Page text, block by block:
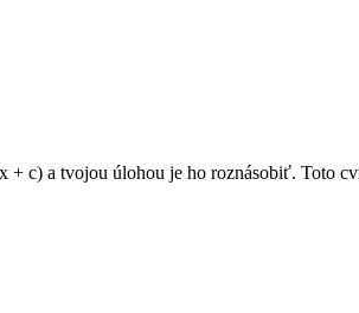
c) a tvojou úlohou je ho roznásobiť. Toto